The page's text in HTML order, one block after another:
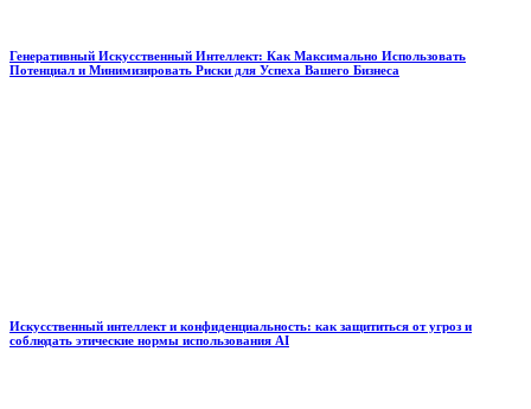
Генеративный Искусственный Интеллект: Как Максимально Использовать
Потенциал и Минимизировать Риски для Успеха Вашего Бизнеса
Искусственный интеллект и конфиденциальность: как защититься от угроз и
соблюдать этические нормы использования AI